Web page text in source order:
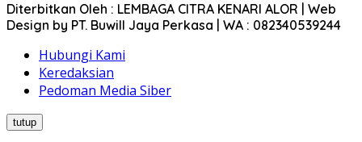
Diterbitkan Oleh : LEMBAGA CITRA KENARI ALOR | Web
Design by PT. Buwill Jaya Perkasa | WA : 082340539244
Hubungi Kami
Keredaksian
Pedoman Media Siber
tutup